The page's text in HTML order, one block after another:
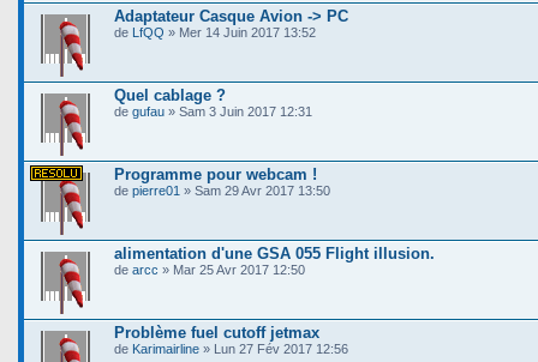
Adaptateur Casque Avion -> PC
de LfQQ » Mer 14 Juin 2017 13:52
Quel cablage ?
de gufau » Sam 3 Juin 2017 12:31
Programme pour webcam !
de pierre01 » Sam 29 Avr 2017 13:50
alimentation d'une GSA 055 Flight illusion.
de arcc » Mar 25 Avr 2017 12:50
Problème fuel cutoff jetmax
de Karimairline » Lun 27 Fév 2017 12:56